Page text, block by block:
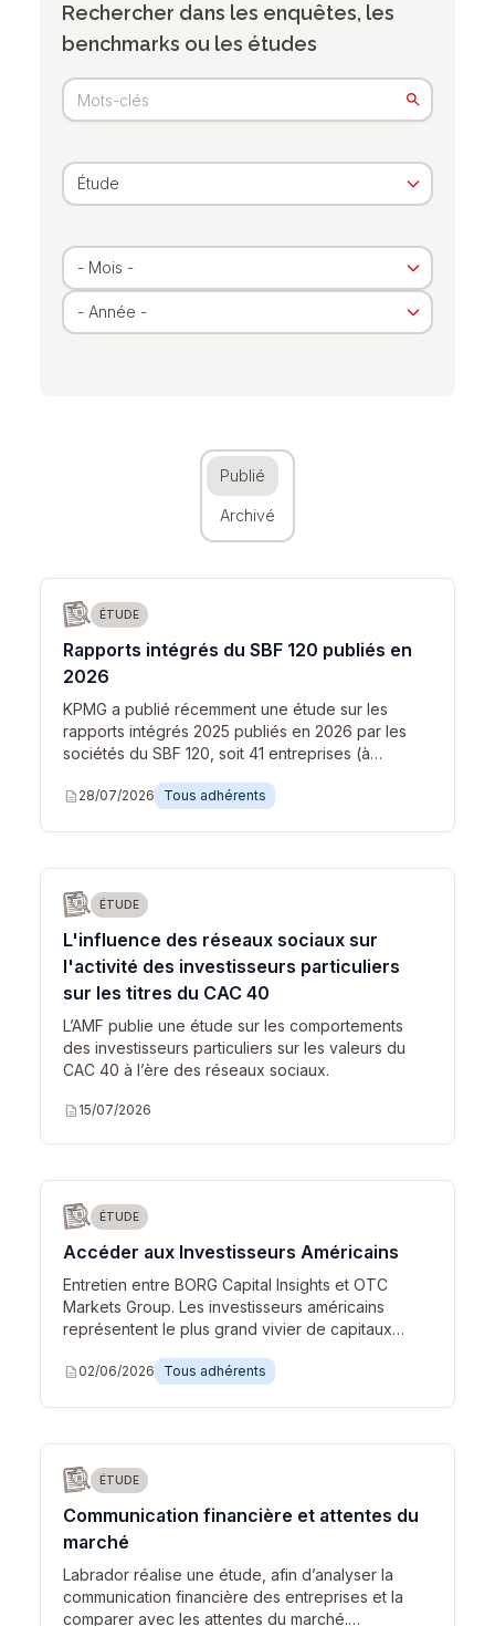
Rechercher dans les enquêtes, les
benchmarks ou les études
Publié
Archivé
ÉTUDE
Rapports intégrés du SBF 120 publiés en
2026
KPMG a publié récemment une étude sur les
rapports intégrés 2025 publiés en 2026 par les
sociétés du SBF 120, soit 41 entreprises (à…
description 28/07/2026 Tous adhérents
ÉTUDE
L'influence des réseaux sociaux sur
l'activité des investisseurs particuliers
sur les titres du CAC 40
L’AMF publie une étude sur les comportements
des investisseurs particuliers sur les valeurs du
CAC 40 à l’ère des réseaux sociaux.
description 15/07/2026
ÉTUDE
Accéder aux Investisseurs Américains
Entretien entre BORG Capital Insights et OTC
Markets Group. Les investisseurs américains
représentent le plus grand vivier de capitaux…
description 02/06/2026 Tous adhérents
ÉTUDE
Communication financière et attentes du
marché
Labrador réalise une étude, afin d’analyser la
communication financière des entreprises et la
comparer avec les attentes du marché.…